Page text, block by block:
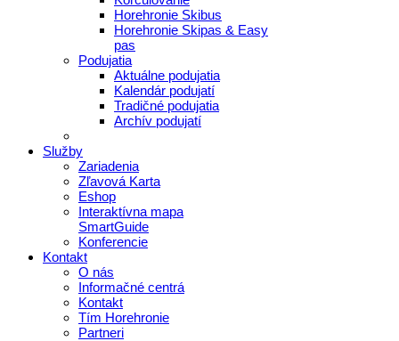
Horehronie Skibus
Horehronie Skipas & Easy
pas
Podujatia
Aktuálne podujatia
Kalendár podujatí
Tradičné podujatia
Archív podujatí
Služby
Zariadenia
Zľavová Karta
Eshop
Interaktívna mapa
SmartGuide
Konferencie
Kontakt
O nás
Informačné centrá
Kontakt
Tím Horehronie
Partneri